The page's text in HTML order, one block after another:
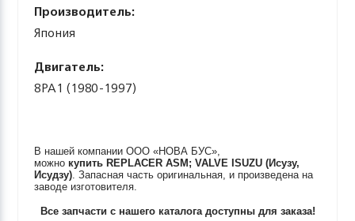
Производитель:
Япония
Двигатель:
8PA1 (1980-1997)
В нашей компании ООО «НОВА БУС»,
можно купить REPLACER ASM; VALVE ISUZU (Исузу,
Исудзу). Запасная часть оригинальная, и произведена на
заводе изготовителя.
Все запчасти с нашего каталога доступны для заказа!